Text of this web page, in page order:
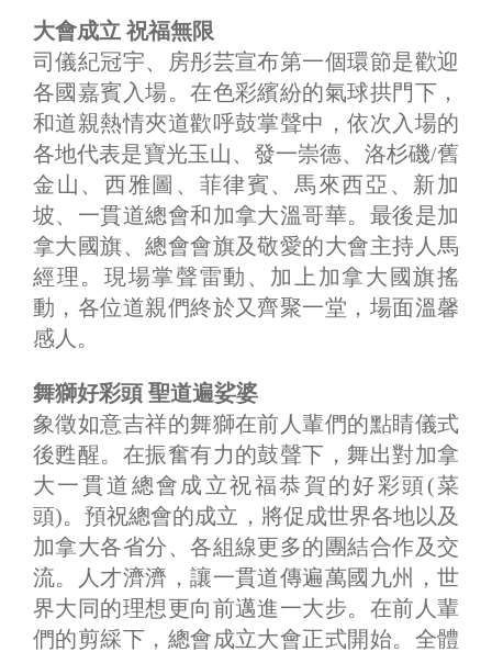
大會成立 祝福無限
司儀紀冠宇、房彤芸宣布第一個環節是歡迎
各國嘉賓入場。在色彩繽紛的氣球拱門下，
和道親熱情夾道歡呼鼓掌聲中，依次入場的
各地代表是寶光玉山、發一崇德、洛杉磯/舊
金山、西雅圖、菲律賓、馬來西亞、新加
坡、一貫道總會和加拿大溫哥華。最後是加
拿大國旗、總會會旗及敬愛的大會主持人馬
經理。現場掌聲雷動、加上加拿大國旗搖
動，各位道親們終於又齊聚一堂，場面溫馨
感人。
舞獅好彩頭 聖道遍娑婆
象徵如意吉祥的舞獅在前人輩們的點睛儀式
後甦醒。在振奮有力的鼓聲下，舞出對加拿
大一貫道總會成立祝福恭賀的好彩頭(菜
頭)。預祝總會的成立，將促成世界各地以及
加拿大各省分、各組線更多的團結合作及交
流。人才濟濟，讓一貫道傳遍萬國九州，世
界大同的理想更向前邁進一大步。在前人輩
們的剪綵下，總會成立大會正式開始。全體